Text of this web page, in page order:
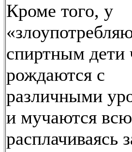
Кроме того, у
спиртным дети
рождаются с
различными
и мучаются
расплачиваясь